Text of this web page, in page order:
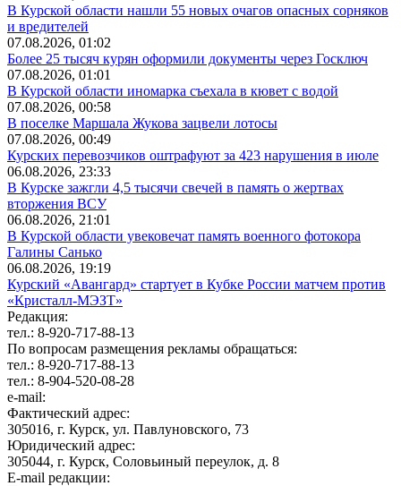
В Курской области нашли 55 новых очагов опасных сорняков
и вредителей
07.08.2026, 01:02
Более 25 тысяч курян оформили документы через Госключ
07.08.2026, 01:01
В Курской области иномарка съехала в кювет с водой
07.08.2026, 00:58
В поселке Маршала Жукова зацвели лотосы
07.08.2026, 00:49
Курских перевозчиков оштрафуют за 423 нарушения в июле
06.08.2026, 23:33
В Курске зажгли 4,5 тысячи свечей в память о жертвах
вторжения ВСУ
06.08.2026, 21:01
В Курской области увековечат память военного фотокора
Галины Санько
06.08.2026, 19:19
Курский «Авангард» стартует в Кубке России матчем против
«Кристалл-МЭЗТ»
Редакция:
тел.: 8-920-717-88-13
По вопросам размещения рекламы обращаться:
тел.: 8-920-717-88-13
тел.: 8-904-520-08-28
e-mail:
Фактический адрес:
305016, г. Курск, ул. Павлуновского, 73
Юридический адрес:
305044, г. Курск, Соловьиный переулок, д. 8
E-mail редакции: